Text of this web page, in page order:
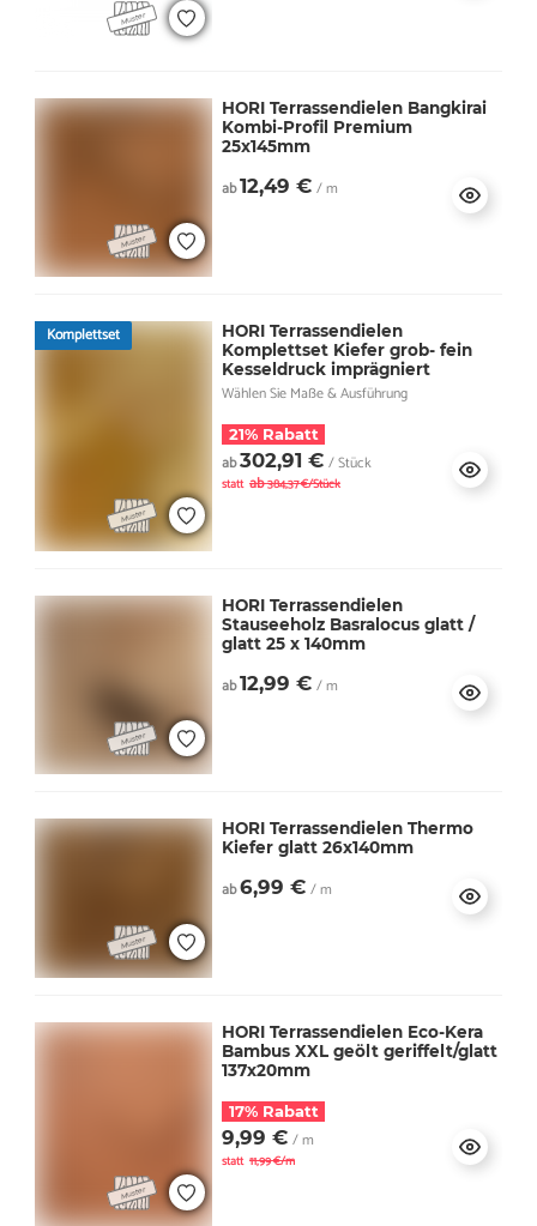
HORI Terrassendielen Bangkirai
Kombi-Profil Premium
25x145mm
ab12,49 € / m
Komplettset
HORI Terrassendielen
Komplettset Kiefer grob- fein
Kesseldruck imprägniert
Wählen Sie Maße & Ausführung
21% Rabatt
ab302,91 € / Stück
statt ab384,37 €/Stück
HORI Terrassendielen
Stauseeholz Basralocus glatt /
glatt 25 x 140mm
ab12,99 € / m
HORI Terrassendielen Thermo
Kiefer glatt 26x140mm
ab6,99 € / m
HORI Terrassendielen Eco-Kera
Bambus XXL geölt geriffelt/glatt
137x20mm
17% Rabatt
9,99 € / m
statt 11,99 €/m